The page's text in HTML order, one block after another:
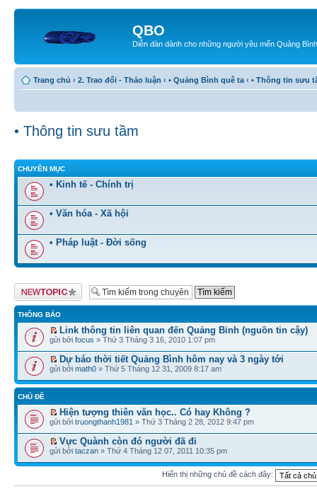
QBO
Diễn đàn dành cho những người yêu mến Quảng Bình
Trang chủ ‹ 2. Trao đổi - Thảo luận ‹ • Quảng Bình quê ta ‹ • Thông tin sưu
• Thông tin sưu tầm
CHUYÊN MỤC
• Kinh tế - Chính trị
• Văn hóa - Xã hội
• Pháp luật - Đời sống
Tạo chủ đề mới
THÔNG BÁO
Link thông tin liên quan đến Quảng Binh (nguồn tin cậy)
gửi bởi focus » Thứ 3 Tháng 3 16, 2010 1:07 pm
Dự báo thời tiết Quảng Bình hôm nay và 3 ngày tới
gửi bởi math0 » Thứ 5 Tháng 12 31, 2009 8:17 am
CHỦ ĐỀ
Hiện tượng thiên văn học.. Có hay Không ?
gửi bởi truongthanh1981 » Thứ 3 Tháng 2 28, 2012 9:47 pm
Vực Quành còn đó người đã đi
gửi bởi taczan » Thứ 4 Tháng 12 07, 2011 10:35 pm
Hiển thị những chủ đề cách đây: